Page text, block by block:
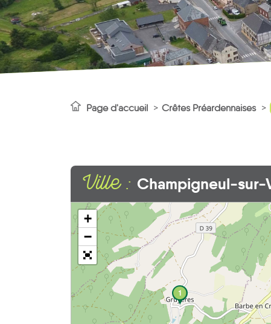
Page d'accueil Crêtes Préardennaises
Ville : Champigneul-sur-
1
+
−